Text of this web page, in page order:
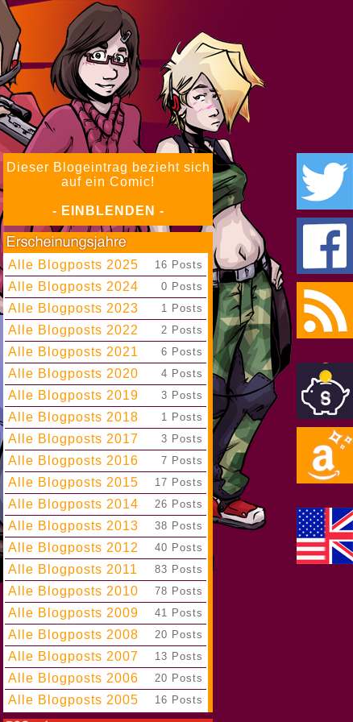
Dieser Blogeintrag bezieht sich
auf ein Comic!
- EINBLENDEN -
Alle Blogposts 2025 16 Posts
Alle Blogposts 2024 0 Posts
Alle Blogposts 2023 1 Posts
Alle Blogposts 2022 2 Posts
Alle Blogposts 2021 6 Posts
Alle Blogposts 2020 4 Posts
Alle Blogposts 2019 3 Posts
Alle Blogposts 2018 1 Posts
Alle Blogposts 2017 3 Posts
Alle Blogposts 2016 7 Posts
Alle Blogposts 2015 17 Posts
Alle Blogposts 2014 26 Posts
Alle Blogposts 2013 38 Posts
Alle Blogposts 2012 40 Posts
Alle Blogposts 2011 83 Posts
Alle Blogposts 2010 78 Posts
Alle Blogposts 2009 41 Posts
Alle Blogposts 2008 20 Posts
Alle Blogposts 2007 13 Posts
Alle Blogposts 2006 20 Posts
Alle Blogposts 2005 16 Posts